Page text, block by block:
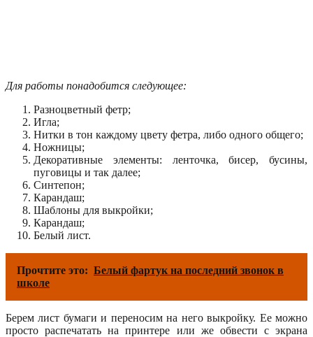
Для работы понадобится следующее:
Разноцветный фетр;
Игла;
Нитки в тон каждому цвету фетра, либо одного общего;
Ножницы;
Декоративные элементы: ленточка, бисер, бусины,
пуговицы и так далее;
Синтепон;
Карандаш;
Шаблоны для выкройки;
Карандаш;
Белый лист.
Прочтите это: Белый фартук на последний звонок в
школе
Берем лист бумаги и переносим на него выкройку. Ее можно
просто распечатать на принтере или же обвести с экрана